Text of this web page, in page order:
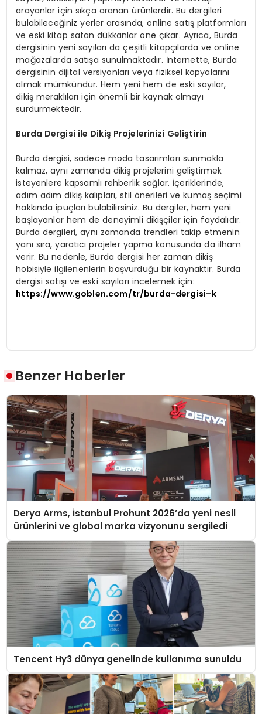
arayanlar için sıkça aranan ürünlerdir. Bu dergileri
bulabileceğiniz yerler arasında, online satış platformları
ve eski kitap satan dükkanlar öne çıkar. Ayrıca, Burda
dergisinin yeni sayıları da çeşitli kitapçılarda ve online
mağazalarda satışa sunulmaktadır. İnternette, Burda
dergisinin dijital versiyonları veya fiziksel kopyalarını
almak mümkündür. Hem yeni hem de eski sayılar,
dikiş meraklıları için önemli bir kaynak olmayı
sürdürmektedir.
Burda Dergisi ile Dikiş Projelerinizi Geliştirin
Burda dergisi, sadece moda tasarımları sunmakla
kalmaz, aynı zamanda dikiş projelerini geliştirmek
isteyenlere kapsamlı rehberlik sağlar. İçeriklerinde,
adım adım dikiş kalıpları, stil önerileri ve kumaş seçimi
hakkında ipuçları bulabilirsiniz. Bu dergiler, hem yeni
başlayanlar hem de deneyimli dikişçiler için faydalıdır.
Burda dergileri, aynı zamanda trendleri takip etmenin
yanı sıra, yaratıcı projeler yapma konusunda da ilham
verir. Bu nedenle, Burda dergisi her zaman dikiş
hobisiyle ilgilenenlerin başvurduğu bir kaynaktır. Burda
dergisi satışı ve eski sayıları incelemek için:
https://www.goblen.com/tr/burda-dergisi–k
Benzer Haberler
Derya Arms, İstanbul Prohunt 2026’da yeni nesil
ürünlerini ve global marka vizyonunu sergiledi
Tencent Hy3 dünya genelinde kullanıma sunuldu